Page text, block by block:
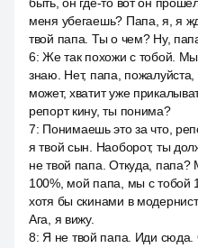
меня убегаешь? Папа, я, я
твой папа. Ты о чем? Ну,
6:Же так похожи с тобой.
знаю. Нет, папа, пожалуйста,
может, хватит уже
репорт кину, ты понима?
7: Понимаешь это за что,
я твой сын. Наоборот, ты
не твой папа. Откуда,
100%, мой папа, мы с тобой
хотя бы скинами в
Ага, я вижу.
8: Я не твой папа. Иди сюда.